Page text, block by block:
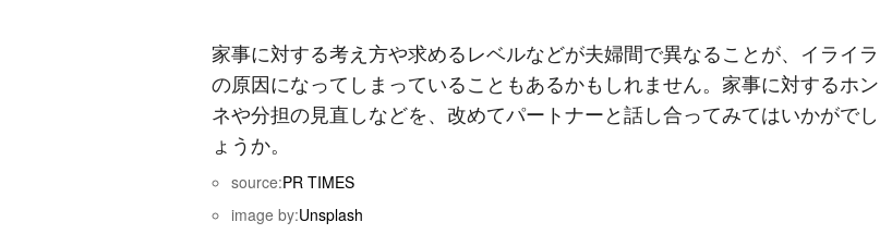
家事に対する考え方や求めるレベルなどが夫婦間で異なることが、イライラ
の原因になってしまっていることもあるかもしれません。家事に対するホン
ネや分担の見直しなどを、改めてパートナーと話し合ってみてはいかがでし
ょうか。
source:PR TIMES
image by:Unsplash